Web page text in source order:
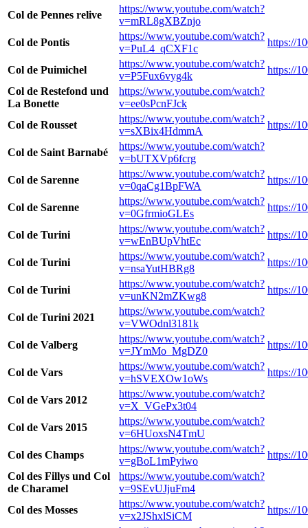
Col de Pennes relive
https://www.youtube.com/watch?
v=mRL8gXBZnjo
Col de Pontis
https://www.youtube.com/watch?
v=PuL4_qCXF1c
https://
Col de Puimichel
https://www.youtube.com/watch?
v=P5Fux6vyg4k
https://
Col de Restefond und
La Bonette
https://www.youtube.com/watch?
v=ee0sPcnFJck
Col de Rousset
https://www.youtube.com/watch?
v=sXBix4HdmmA
https://
Col de Saint Barnabé
https://www.youtube.com/watch?
v=bUTXVp6fcrg
Col de Sarenne
https://www.youtube.com/watch?
v=0qaCg1BpFWA
https://
Col de Sarenne
https://www.youtube.com/watch?
v=0GfrmioGLEs
https://
Col de Turini
https://www.youtube.com/watch?
v=wEnBUpVhtEc
https://
Col de Turini
https://www.youtube.com/watch?
v=nsaYutHBRg8
https://
Col de Turini
https://www.youtube.com/watch?
v=unKN2mZKwg8
https://
Col de Turini 2021
https://www.youtube.com/watch?
v=VWOdnl3181k
Col de Valberg
https://www.youtube.com/watch?
v=JYmMo_MgDZ0
https://
Col de Vars
https://www.youtube.com/watch?
v=hSVEXOw1oWs
https://
Col de Vars 2012
https://www.youtube.com/watch?
v=X_VGePx3t04
Col de Vars 2015
https://www.youtube.com/watch?
v=6HUoxsN4TmU
Col des Champs
https://www.youtube.com/watch?
v=gBoL1mPyiwo
https://
Col des Fillys und Col
de Charamel
https://www.youtube.com/watch?
v=9SEvUJjuFm4
Col des Mosses
https://www.youtube.com/watch?
v=x2JShxlSiCM
https://